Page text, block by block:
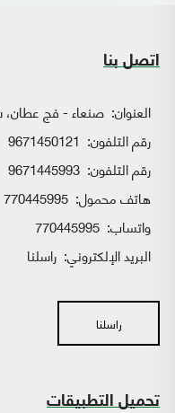
اتصل بنا
العنوان: صنعاء - فج عطان،
رقم التلفون: 9671450121
رقم التلفون: 9671445993
هاتف محمول: 770445995
واتساب:
البريد الإلكتروني: راسلنا
راسلنا
تحميل التطبيقات